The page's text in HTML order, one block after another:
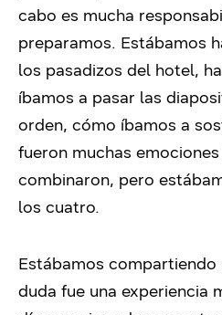
cabo es mucha
preparamos. Estábamos
los pasadizos del hotel,
íbamos a pasar las
orden, cómo íbamos a
fueron muchas
combinaron, pero
los cuatro.
Estábamos compartiendo
duda fue una experiencia